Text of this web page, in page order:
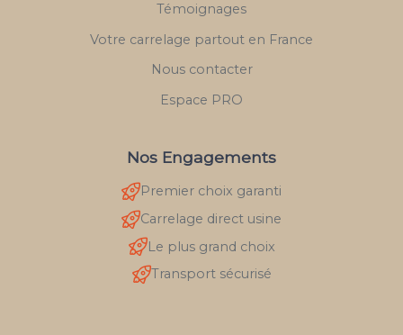
Témoignages
Votre carrelage partout en France
Nous contacter
Espace PRO
Nos Engagements
Premier choix garanti
Carrelage direct usine
Le plus grand choix
Transport sécurisé